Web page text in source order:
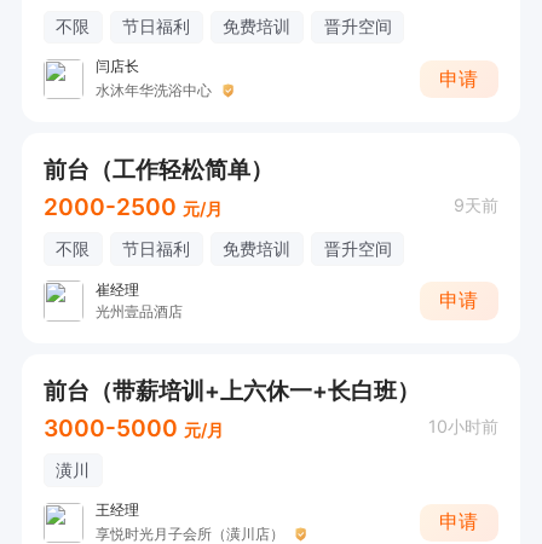
不限 节日福利 免费培训 晋升空间
闫店长
水沐年华洗浴中心
申请
前台（工作轻松简单）
2000-2500 元/月 9天前
不限 节日福利 免费培训 晋升空间
崔经理
光州壹品酒店
申请
前台（带薪培训+上六休一+长白班）
3000-5000 元/月 10小时前
潢川
王经理
享悦时光月子会所（潢川店）
申请